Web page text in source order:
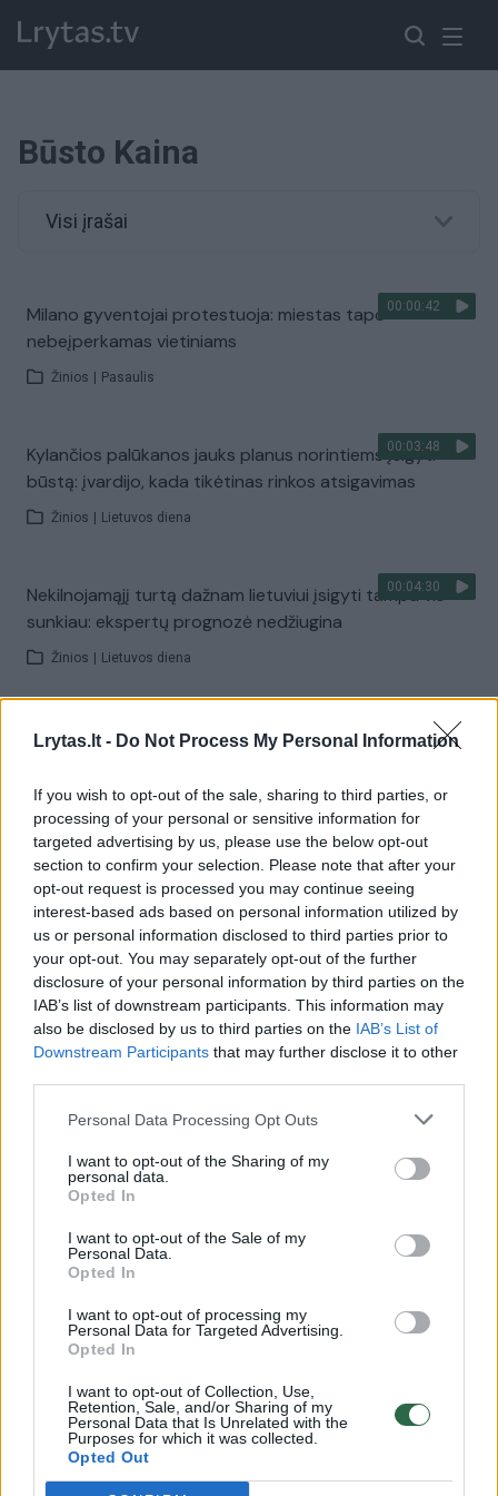
Lrytas.lt - Do Not Process My Personal Information
If you wish to opt-out of the sale, sharing to third parties, or
processing of your personal or sensitive information for
targeted advertising by us, please use the below opt-out
section to confirm your selection. Please note that after your
opt-out request is processed you may continue seeing
interest-based ads based on personal information utilized by
us or personal information disclosed to third parties prior to
your opt-out. You may separately opt-out of the further
disclosure of your personal information by third parties on the
IAB’s list of downstream participants. This information may
also be disclosed by us to third parties on the IAB’s List of
Downstream Participants that may further disclose it to other
Personal Data Processing Opt Outs
I want to opt-out of the Sharing of my
personal data.
Opted In
I want to opt-out of the Sale of my
Personal Data.
Opted In
I want to opt-out of processing my
Personal Data for Targeted Advertising.
Opted In
I want to opt-out of Collection, Use,
Retention, Sale, and/or Sharing of my
Personal Data that Is Unrelated with the
Purposes for which it was collected.
Opted Out
Būsto Kaina
Visi įrašai
00:00:42
Milano gyventojai protestuoja: miestas tapo
nebeįperkamas vietiniams
Žinios Pasaulis
00:03:48
Kylančios palūkanos jauks planus norintiems įsigyti
būstą: įvardijo, kada tikėtinas rinkos atsigavimas
Žinios Lietuvos diena
00:04:30
Nekilnojamąjį turtą dažnam lietuviui įsigyti tampa vis
sunkiau: ekspertų prognozė nedžiugina
Žinios Lietuvos diena
NT kainoms kylant kaip ant mielių, mato ir kitą medalio
Žinios | Lietuvos diena
00:15:17
Tokių NT kainų istorijoje dar nėra buvę: atsakė, kokių
pokyčių dar sulauksime
Žinios | Lietuvos diena
00:03:03
Specialistas pastebi – situacija NT rinkoje prasčiausia
per dešimt metų: gali būti dar sudėtingiau
Specialisto rekomendacijos ketinantiems pirkti NT:
atskleidė, ar tikrai verta laukti geresnių laikų
kainos: ketinantiems skolintis turi gerų žinių
Žinios | Lietuvos diena
00:15:18
Ekonomistas pasakė, kada būstų kainos stabilizuosis:
užtrukti gali ne vienerius metus